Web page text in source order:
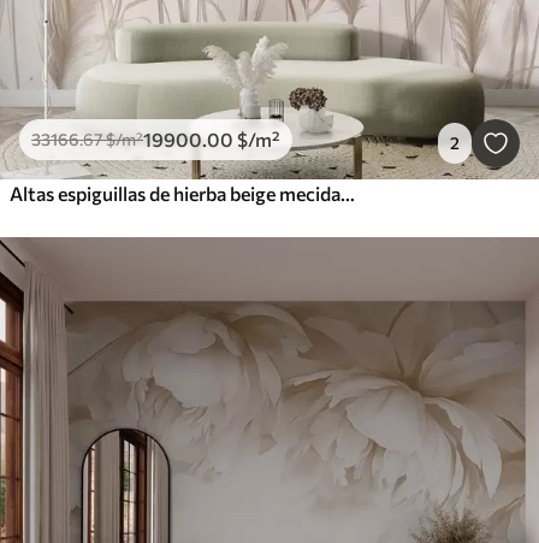
33166.67$/m²19900.00 $/m² 2
Altas espiguillas de hierba beige mecidas por el viento sobre un fondo suave y claro